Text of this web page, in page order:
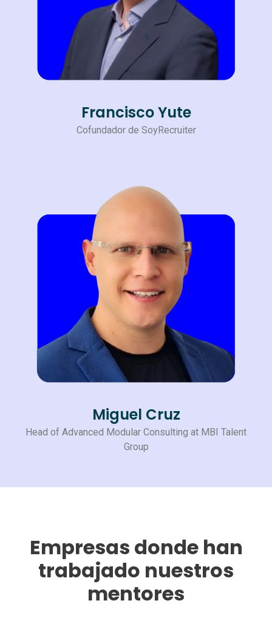
Francisco Yute
Cofundador de SoyRecruiter
Miguel Cruz
Head of Advanced Modular Consulting at MBI Talent
Group
Empresas donde han
trabajado nuestros
mentores